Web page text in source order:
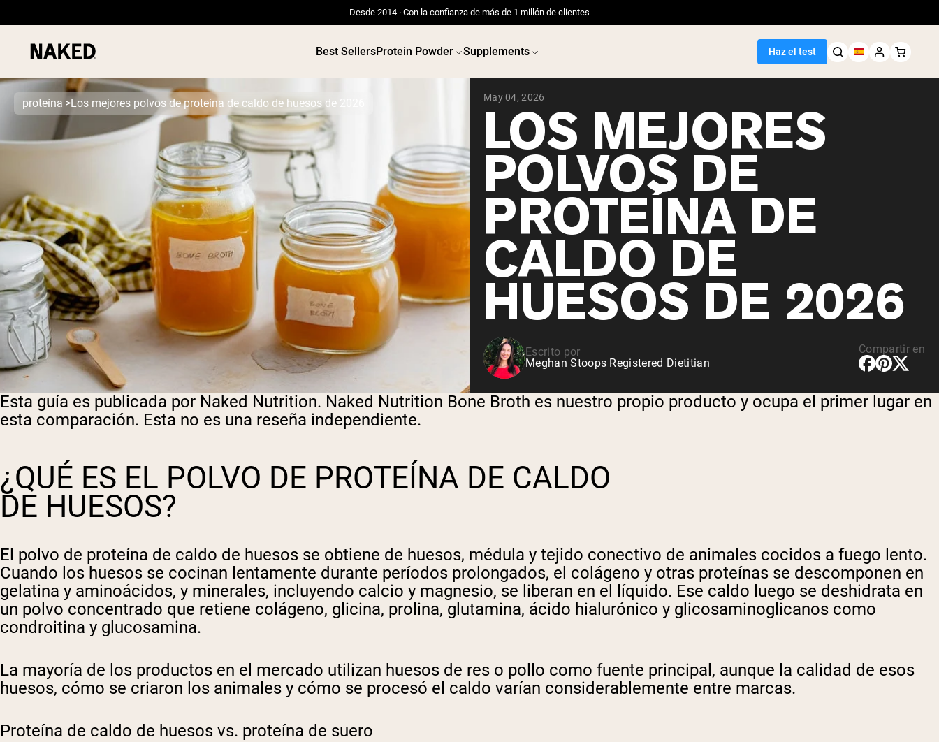
Desde 2014 · Con la confianza de más de 1 millón de clientes
Best SellersProtein Powder Supplements Haz el test
Términos de Búsqueda Populares
”Protein Powder“
”Overnight Oats“
”Vegan protein“
”Collagen“
”Micellar Casein“
proteína Los mejores polvos de proteína de caldo de huesos de 2026 May 04, 2026
LOS MEJORES
POLVOS DE
PROTEÍNA DE
CALDO DE
HUESOS DE 2026
Escrito por
Meghan Stoops Registered Dietitian
Compartir en
Esta guía es publicada por Naked Nutrition. Naked Nutrition Bone Broth es nuestro propio producto y ocupa el primer lugar en
esta comparación. Esta no es una reseña independiente.
¿QUÉ ES EL POLVO DE PROTEÍNA DE CALDO
DE HUESOS?
El polvo de proteína de caldo de huesos se obtiene de huesos, médula y tejido conectivo de animales cocidos a fuego lento.
Cuando los huesos se cocinan lentamente durante períodos prolongados, el colágeno y otras proteínas se descomponen en
gelatina y aminoácidos, y minerales, incluyendo calcio y magnesio, se liberan en el líquido. Ese caldo luego se deshidrata en
un polvo concentrado que retiene colágeno, glicina, prolina, glutamina, ácido hialurónico y glicosaminoglicanos como
condroitina y glucosamina.
La mayoría de los productos en el mercado utilizan huesos de res o pollo como fuente principal, aunque la calidad de esos
huesos, cómo se criaron los animales y cómo se procesó el caldo varían considerablemente entre marcas.
Proteína de caldo de huesos vs. proteína de suero